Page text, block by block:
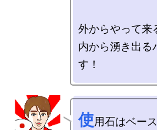
外からやって来
内から湧き出る
使用石はベー